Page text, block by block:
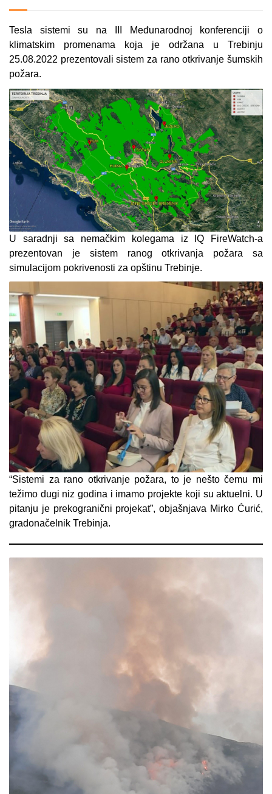
Tesla sistemi su na III Međunarodnoj konferenciji o
klimatskim promenama koja je održana u Trebinju
25.08.2022 prezentovali sistem za rano otkrivanje šumskih
požara.
U saradnji sa nemačkim kolegama iz IQ FireWatch-a
prezentovan je sistem ranog otkrivanja požara sa
simulacijom pokrivenosti za opštinu Trebinje.
“Sistemi za rano otkrivanje požara, to je nešto čemu mi
težimo dugi niz godina i imamo projekte koji su aktuelni. U
pitanju je prekogranični projekat”, objašnjava Mirko Ćurić,
gradonačelnik Trebinja.